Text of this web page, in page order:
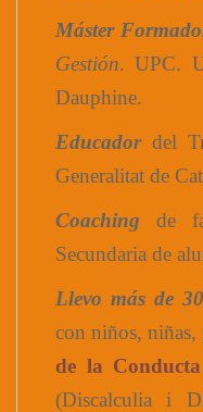
Máster
Gestión. UPC.
Dauphine.
Educadordel
Generalitat de
Coaching
de
Secundaria de
Llevo más de
con niños, niñas,
de la Conducta
(Discalculia i